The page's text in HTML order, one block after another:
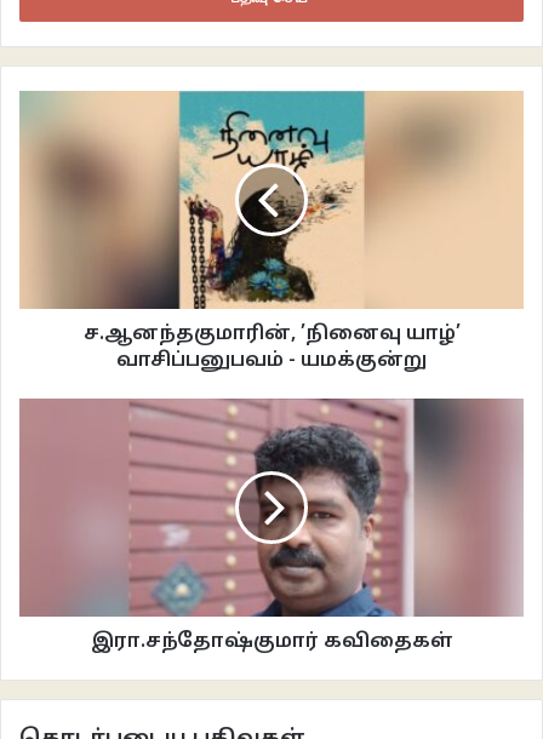
*
krishnamoorthi973@gmail.com
இணைய இதழ் 125 இலக்கியம்
மாரி.கிருஷ்ணமூர்த்தி கவிதைகள்
ச.ஆனந்தகுமாரின், ’நினைவு யாழ்’
வாசிப்பனுபவம் - யமக்குன்று
இரா.சந்தோஷ்குமார் கவிதைகள்